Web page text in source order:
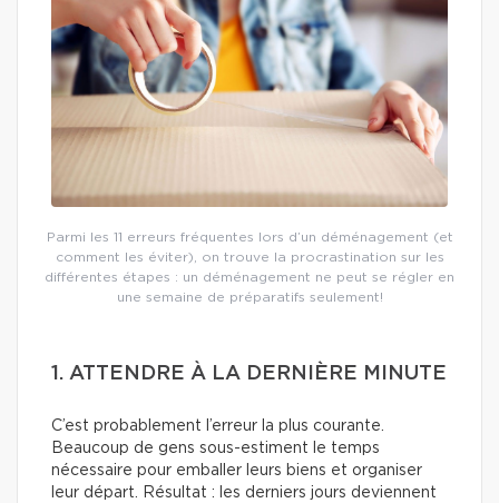
Parmi les 11 erreurs fréquentes lors d’un déménagement (et
comment les éviter), on trouve la procrastination sur les
différentes étapes : un déménagement ne peut se régler en
une semaine de préparatifs seulement!
1. ATTENDRE À LA DERNIÈRE MINUTE
C’est probablement l’erreur la plus courante.
Beaucoup de gens sous-estiment le temps
nécessaire pour emballer leurs biens et organiser
leur départ. Résultat : les derniers jours deviennent